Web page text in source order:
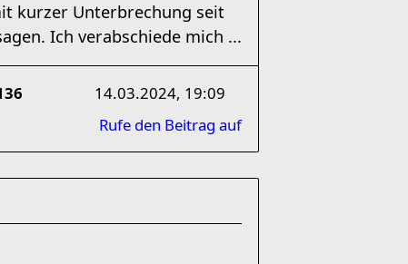
kurzer Unterbrechung seit
Ich verabschiede mich ...
14.03.2024, 19:09
Rufe den Beitrag auf